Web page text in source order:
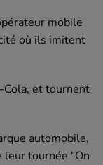
mobile
où ils imitent
Cola, et tournent
automobile,
leur tournée "On